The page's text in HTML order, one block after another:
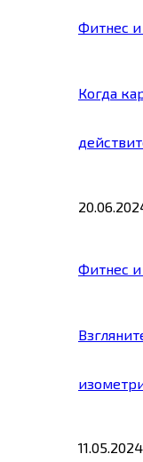
Фитнес
Когда
Фитнес
11.05.2024